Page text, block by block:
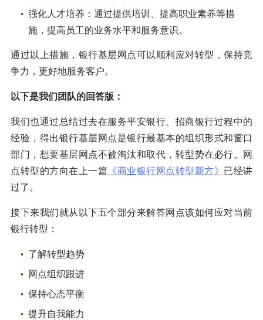
强化人才培养：通过提供培训、提高职业素养等措
施，提高员工的业务水平和服务意识。
通过以上措施，银行基层网点可以顺利应对转型，保持竞
争力，更好地服务客户。
以下是我们团队的回答版：
我们也通过总结过去在服务平安银行、招商银行过程中的
经验，得出银行基层网点是银行最基本的组织形式和窗口
部门，想要基层网点不被淘汰和取代，转型势在必行。网
点转型的方向在上一篇 《商业银行网点转型新方》 已经讲
过了。
接下来我们就从以下五个部分来解答网点该如何应对当前
银行转型：
了解转型趋势
网点组织跟进
保持心态平衡
提升自我能力